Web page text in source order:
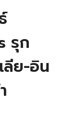
รุก
ลีย-อิน